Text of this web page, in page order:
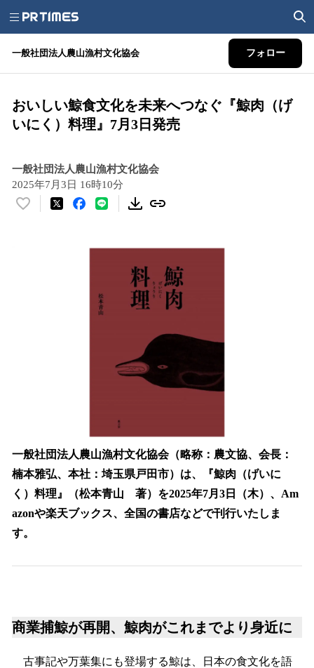
一般社団法人農山漁村文化協会 フォロー
おいしい鯨食文化を未来へつなぐ『鯨肉（げ
いにく）料理』7月3日発売
一般社団法人農山漁村文化協会
2025年7月3日 16時10分
い
一般社団法人農山漁村文化協会（略称：農文協、会長：
楠本雅弘、本社：埼玉県戸田市）は、『鯨肉（げいに
く）料理』（松本青山 著）を2025年7月3日（木）、Am
azonや楽天ブックス、全国の書店などで刊行いたしま
す。
商業捕鯨が再開、鯨肉がこれまでより身近に
古事記や万葉集にも登場する鯨は、日本の食文化を語